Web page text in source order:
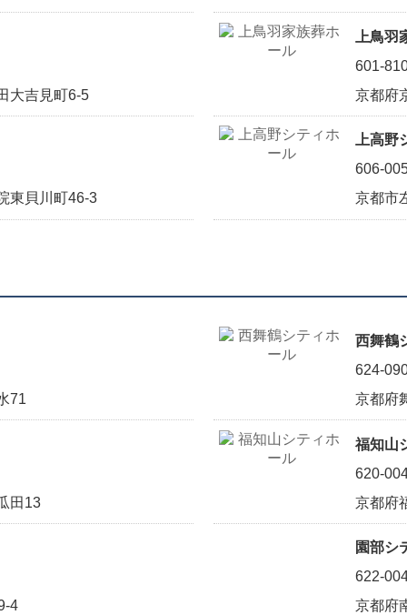
大吉見町6-5
上鳥
601-
京都府
東貝川町46-3
上高
606-
京都市
71
西舞鶴
624-
京都府
田13
福知山
620-
京都府
4
園部シ
622-
京都府